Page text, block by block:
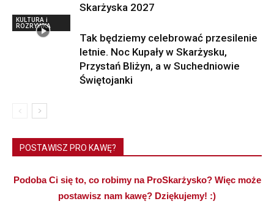
Skarżyska 2027
KULTURA i
ROZRYWKA
Tak będziemy celebrować przesilenie
letnie. Noc Kupały w Skarżysku,
Przystań Bliżyn, a w Suchedniowie
Świętojanki
POSTAWISZ PRO KAWĘ?
Podoba Ci się to, co robimy na ProSkarżysko? Więc może
postawisz nam kawę? Dziękujemy! :)